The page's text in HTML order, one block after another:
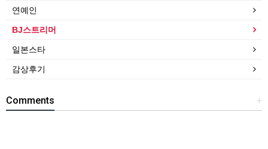
연예인
BJ스트리머
일본스타
감상후기
+
Comments